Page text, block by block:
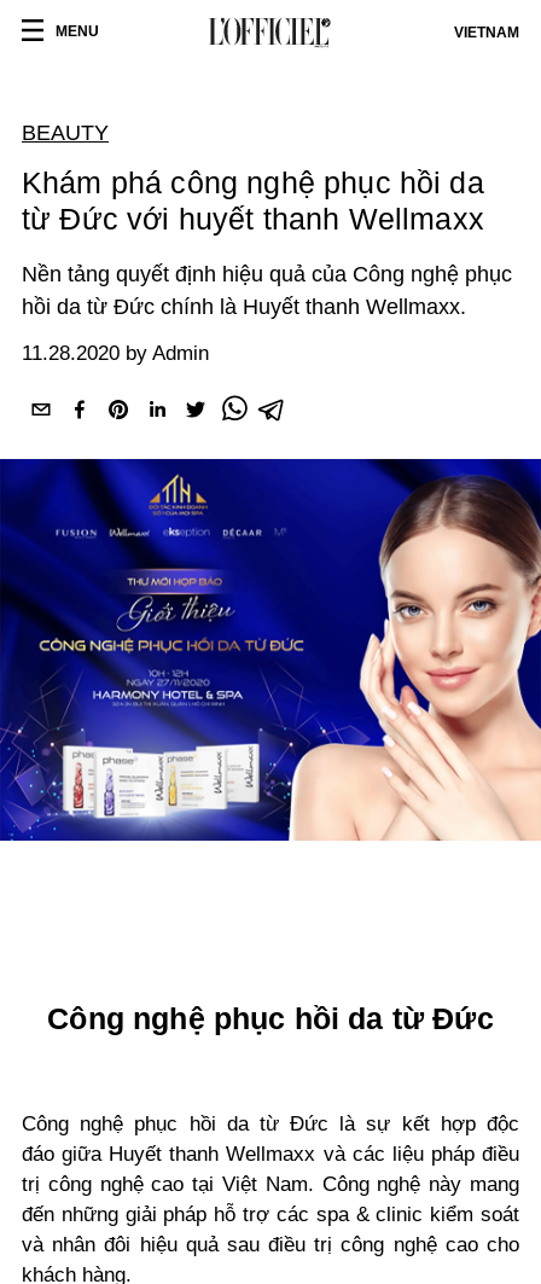
MENU VIETNAM
BEAUTY
Khám phá công nghệ phục hồi da
từ Đức với huyết thanh Wellmaxx
Nền tảng quyết định hiệu quả của Công nghệ phục
hồi da từ Đức chính là Huyết thanh Wellmaxx.
11.28.2020 by Admin
Công nghệ phục hồi da từ Đức
Công nghệ phục hồi da từ Đức là sự kết hợp độc
đáo giữa Huyết thanh Wellmaxx và các liệu pháp điều
trị công nghệ cao tại Việt Nam. Công nghệ này mang
đến những giải pháp hỗ trợ các spa & clinic kiểm soát
và nhân đôi hiệu quả sau điều trị công nghệ cao cho
khách hàng.